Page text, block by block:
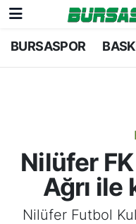
BURSASPOR
Nilüfer
Ağrı ile
Nilüfer Futbol
Bursaspor
Bursa Amatör
Hentbol
Bursa Nöbetçi
Bursa Trafik
TFF 1.Lig Puan